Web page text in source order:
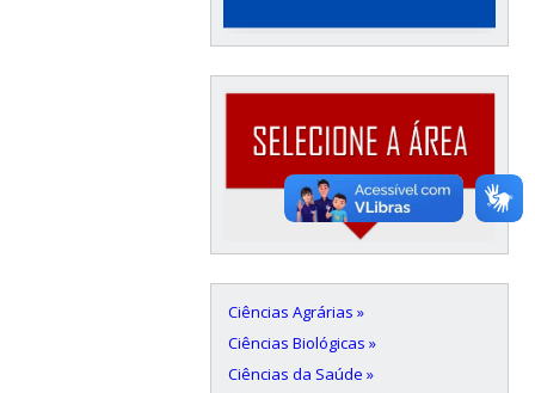
Ciências Agrárias »
Ciências Biológicas »
Ciências da Saúde »